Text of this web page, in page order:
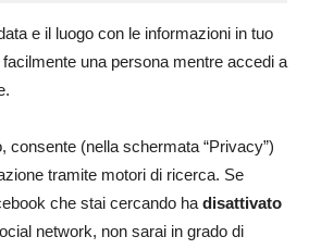
e il luogo con le informazioni in tuo
una persona mentre accedi a
consente (nella schermata “Privacy”)
tramite motori di ricerca. Se
che stai cercando ha disattivato
network, non sarai in grado di